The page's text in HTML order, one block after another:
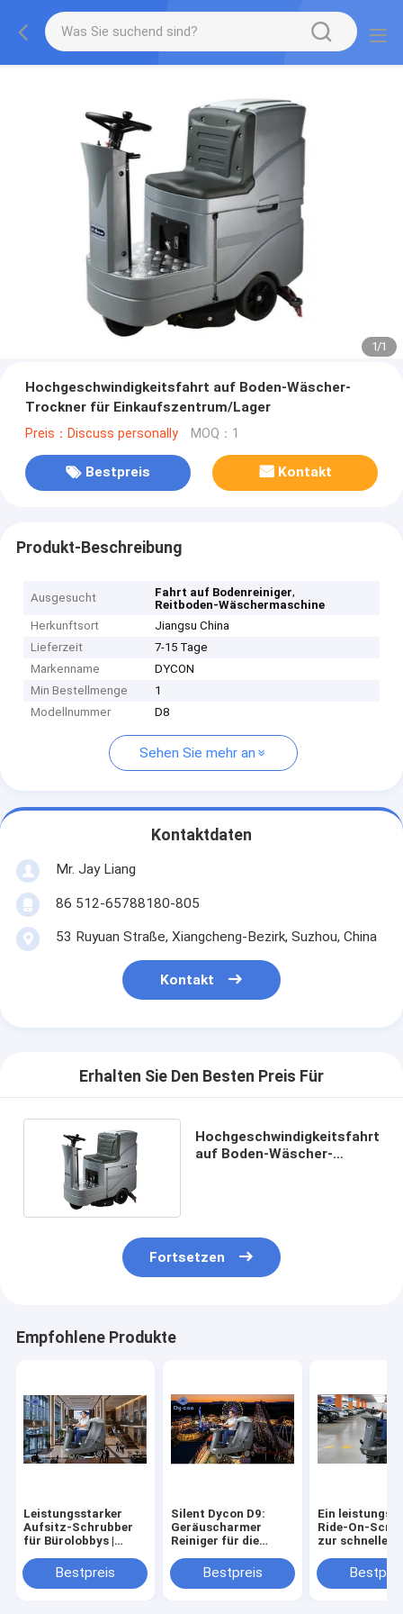
1/1
Hochgeschwindigkeitsfahrt auf Boden-Wäscher-
Trockner für Einkaufszentrum/Lager
Preis：Discuss personally MOQ：1
Bestpreis Kontakt
Produkt-Beschreibung
Ausgesucht Fahrt auf Bodenreiniger,
Reitboden-Wäschermaschine
Herkunftsort
Jiangsu China
Lieferzeit
7-15 Tage
Markenname
DYCON
Min Bestellmenge
1
Modellnummer
D8
Sehen Sie mehr an
Kontaktdaten
Mr. Jay Liang
86 512-65788180-805
53 Ruyuan Straße, Xiangcheng-Bezirk, Suzhou, China
Kontakt
Erhalten Sie Den Besten Preis Für
Hochgeschwindigkeitsfahrt
auf Boden-Wäscher-
Fortsetzen
Empfohlene Produkte
Leistungsstarker
Aufsitz-Schrubber
für Bürolobbys |
Bestpreis
Silent Dycon D9:
Geräuscharmer
Reiniger für die
Freizeitpark.
Bestpreis
Ein
Ride-On-
zur schnellen
von